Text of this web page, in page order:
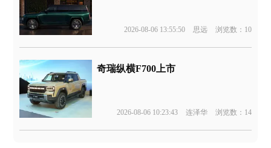
2026-08-06 13:55:50 思远 浏览数：10
奇瑞纵横F700上市
2026-08-06 10:23:43 连泽华 浏览数：14